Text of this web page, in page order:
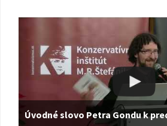
Úvodné slovo Petra Gondu k